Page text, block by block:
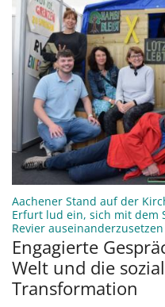
Aachener Stand auf der
Erfurt lud ein, sich mit dem
Revier auseinanderzusetzen
Engagierte
Welt und die
Transformation